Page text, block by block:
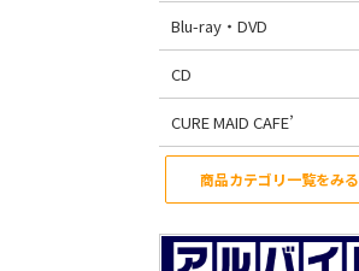
Blu-ray・DVD
CD
CURE MAID CAFE’
商品カテゴリ一覧をみる